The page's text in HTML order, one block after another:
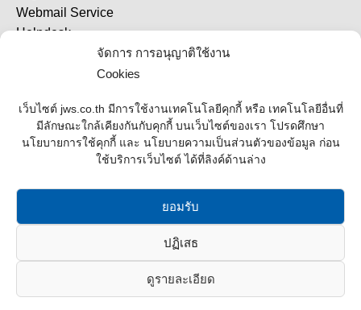
จัดการ การอนุญาติใช้งาน
Cookies
เว็บไซต์ jws.co.th มีการใช้งานเทคโนโลยีคุกกี้ หรือ เทคโนโลยีอื่นที่
มีลักษณะใกล้เคียงกันกับคุกกี้ บนเว็บไซต์ของเรา โปรดศึกษา
นโยบายการใช้คุกกี้ และ นโยบายความเป็นส่วนตัวของข้อมูล ก่อน
ใช้บริการเว็บไซต์ ได้ที่ลิงค์ด้านล่าง
ยอมรับ
ปฏิเสธ
ดูรายละเอียด
Webmail Service
Helpdesk
TeamViewer 11
TeamViewer (QS)
Supplier
Contact List
JWS Construction Co.,Ltd. © 2016 All rights reserved.